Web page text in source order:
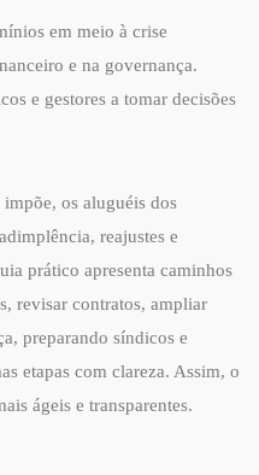
em meio à crise
e na governança.
e gestores a tomar decisões
os aluguéis dos
reajustes e
prático apresenta caminhos
revisar contratos, ampliar
preparando síndicos e
etapas com clareza. Assim, o
ágeis e transparentes.